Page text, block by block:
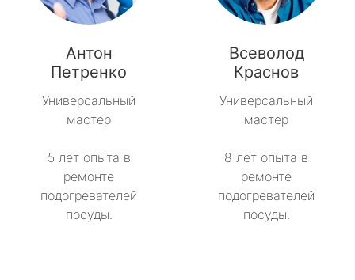
Антон
Петренко
Универсальный
мастер
5 лет опыта в
ремонте
подогревателей
посуды.
Всеволод
Краснов
Универсальный
мастер
8 лет опыта в
ремонте
подогревателей
посуды.